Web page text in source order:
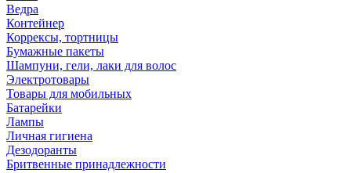
Ведра
Контейнер
Коррексы, тортницы
Бумажные пакеты
Шампуни, гели, лаки для волос
Электротовары
Товары для мобильных
Батарейки
Лампы
Личная гигиена
Дезодоранты
Бритвенные принадлежности